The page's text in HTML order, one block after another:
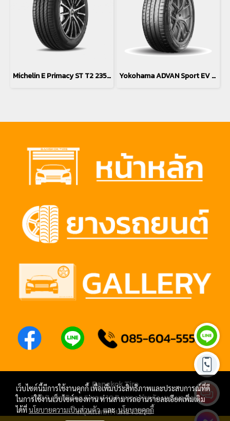
Michelin E Primacy ST T2 235/45R18 Yokohama ADVAN Sport EV V108 (Silent Foam) *Japan 235/45R18
Bangkok Tire
288/1 สุขาภิบาล 5 ซอย 10/1 แขวง ท่าแร้ง เขต บางเขน
กรุงเทพมหานคร 10220
เว็บไซต์นี้มีการใช้งานคุกกี้ เพื่อเพิ่มประสิทธิภาพและประสบการณ์ที่ดี
ในการใช้งานเว็บไซต์ของท่าน ท่านสามารถอ่านรายละเอียดเพิ่มเติม
ได้ที่นโยบายความเป็นส่วนตัวและนโยบายคุกกี้